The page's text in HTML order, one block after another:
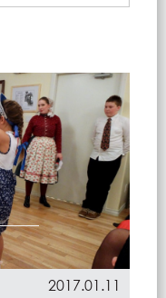
2017.01.11